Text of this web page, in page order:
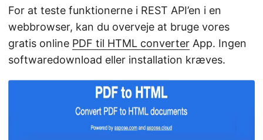
For at teste funktionerne i REST API’en i en
webbrowser, kan du overveje at bruge vores
gratis online PDF til HTML converter App. Ingen
softwaredownload eller installation kræves.